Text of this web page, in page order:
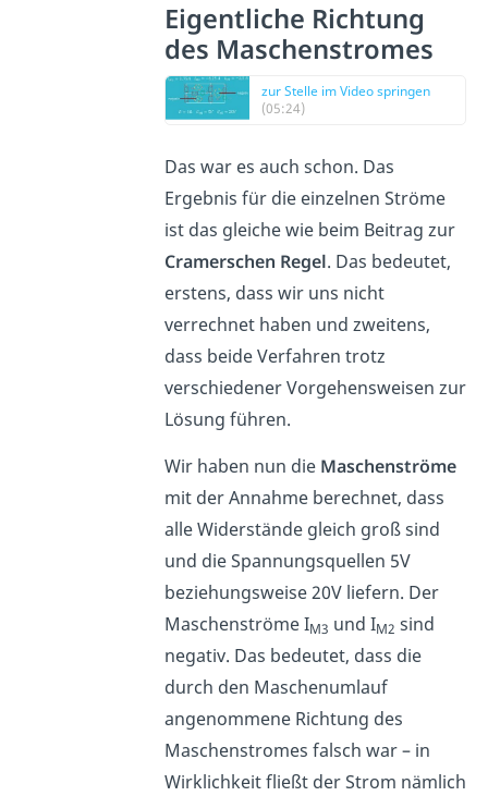
Eigentliche Richtung
des Maschenstromes
zur Stelle im Video springen
(05:24)
Das war es auch schon. Das
Ergebnis für die einzelnen Ströme
ist das gleiche wie beim Beitrag zur
Cramerschen Regel. Das bedeutet,
erstens, dass wir uns nicht
verrechnet haben und zweitens,
dass beide Verfahren trotz
verschiedener Vorgehensweisen zur
Lösung führen.
Wir haben nun die Maschenströme
mit der Annahme berechnet, dass
alle Widerstände gleich groß sind
und die Spannungsquellen 5V
beziehungsweise 20V liefern. Der
Maschenströme IM3 und IM2 sind
negativ. Das bedeutet, dass die
durch den Maschenumlauf
angenommene Richtung des
Maschenstromes falsch war – in
Wirklichkeit fließt der Strom nämlich